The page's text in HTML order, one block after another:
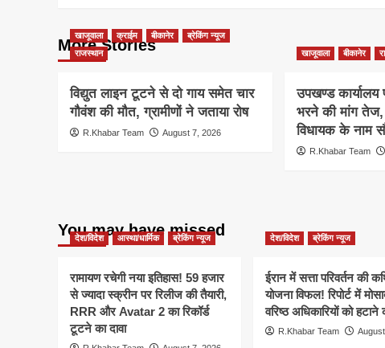
More Stories
खाजूवाला क्राईम बीकानेर
ब्रेकिंग न्यूज
राजस्थान
विद्युत लाइन टूटने से दो गाय समेत चार
गौवंश की मौत, ग्रामीणों ने जताया रोष
R.Khabar Team August 7, 2026
खाजूवाला बीकानेर
उपखण्ड कार्यालय
भरने की मांग तेज,
विधायक के नाम
R.Khabar Team
You may have missed
देश/विदेश आस्था/धार्मिक ब्रेकिंग न्यूज
रामायण रचेगी नया इतिहास! 59 हजार
से ज्यादा स्क्रीन पर रिलीज की तैयारी,
RRR और Avatar 2 का रिकॉर्ड
टूटने का दावा
देश/विदेश ब्रेकिंग न्यूज
ईरान में सत्ता परिवर्तन की
योजना विफल! रिपोर्ट में
वरिष्ठ अधिकारियों को हटाने
R.Khabar Team